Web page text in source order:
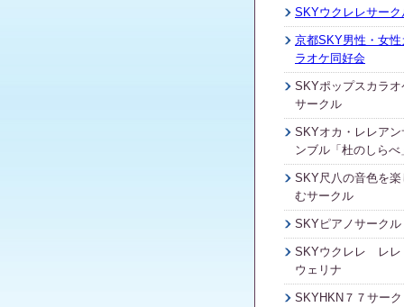
SKYウクレレサーク
京都SKY男性・女性
ラオケ同好会
SKYポップスカラオ
サークル
SKYオカ・レレアン
ンブル「杜のしらべ
SKY尺八の音色を楽
むサークル
SKYピアノサークル
SKYウクレレ レレ
ウェリナ
SKYHKN７７サーク